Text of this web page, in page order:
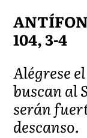
104, 3-4
Alégrese
buscan al
serán
descanso.